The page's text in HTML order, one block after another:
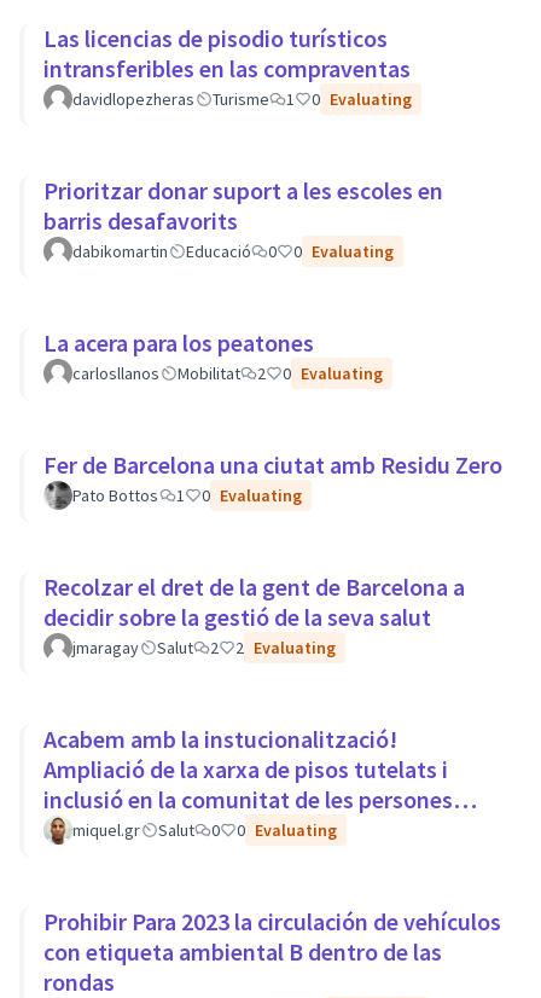
Las licencias de pisodio turísticos
intransferibles en las compraventas
davidlopezheras Turisme 1 0 Evaluating
Prioritzar donar suport a les escoles en
barris desafavorits
dabikomartin Educació 0 0 Evaluating
La acera para los peatones
carlosllanos Mobilitat 2 0 Evaluating
Fer de Barcelona una ciutat amb Residu Zero
Pato Bottos 1 0 Evaluating
Recolzar el dret de la gent de Barcelona a
decidir sobre la gestió de la seva salut
jmaragay Salut 2 2 Evaluating
Acabem amb la instucionalització!
Ampliació de la xarxa de pisos tutelats i
inclusió en la comunitat de les persones
amb trastorns mentals.
miquel.gr Salut 0 0 Evaluating
Prohibir Para 2023 la circulación de vehículos
con etiqueta ambiental B dentro de las
rondas